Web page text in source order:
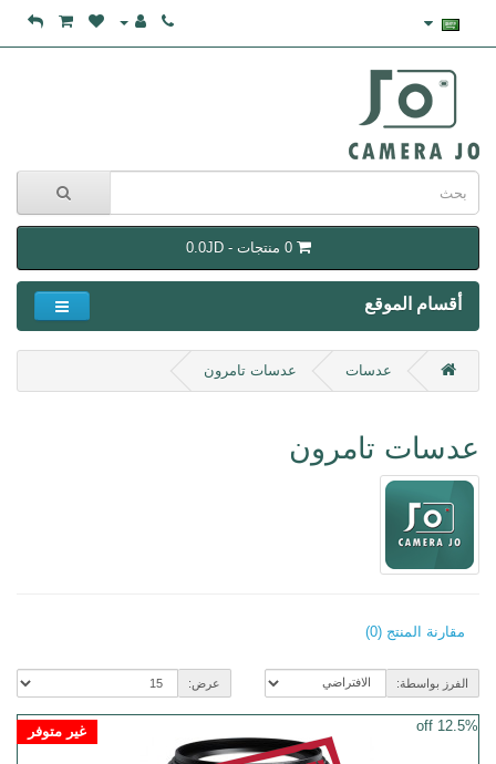
0 منتجات - 0.0JD
أقسام الموقع
عدسات عدسات تامرون
عدسات تامرون
مقارنة المنتج (0)
الفرز بواسطة: عرض:
12.5% off غير متوفر